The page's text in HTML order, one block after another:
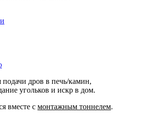
дров в печь/камин,
угольков и искр в дом.
вместе с монтажным тоннелем.